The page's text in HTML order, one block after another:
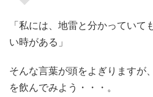
「私には、地雷と分かってい
い時がある」
そんな言葉が頭をよぎりますが
を飲んでみよう・・・。